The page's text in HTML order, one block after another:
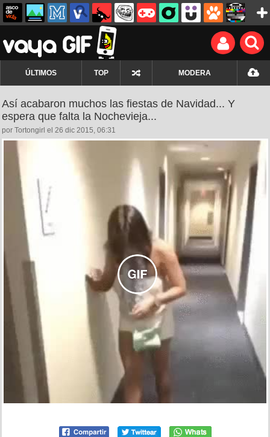
ÚLTIMOS TOP MODERA
Así acabaron muchos las fiestas de Navidad... Y
espera que falta la Nochevieja...
por Tortongirl el 26 dic 2015, 06:31